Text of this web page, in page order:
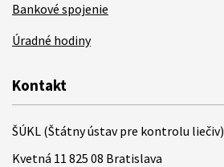
Bankové spojenie
Úradné hodiny
Kontakt
ŠÚKL (Štátny ústav pre kontrolu liečiv)
Kvetná 11 825 08 Bratislava